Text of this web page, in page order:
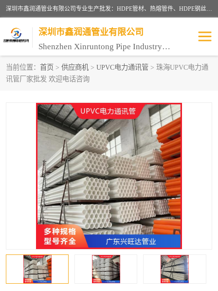
深圳市鑫润通管业有限公司专业生产批发：HDPE管材、热熔管件、HDPE钢丝骨架管、电熔管件、HDPE双壁波纹管、MPP电力管、井盖、PVC管材管件、PPR管材管件等；公司自创建以来，始终秉承“团结、务实、创新、守信”的服务宗旨，凭借专业的服务以及多年的勤奋拼搏，发展成为一家专业销售各种管材管件，绝缘电工套管及配件等系列产品的贸易公司。
深圳市鑫润通管业有限公司
Shenzhen Xinruntong Pipe Industry Co., Ltd
当前位置： 首页 > 供应商机 > UPVC电力通讯管 > 珠海UPVC电力通
讯管厂家批发 欢迎电话咨询
HDPE管材给水管
HDPE双壁波纹管 HDPE电力通讯管
UPVC电力通讯管 MPP电力通信管
联塑PVC管 联塑PPR管
联塑PE管 联塑家装红蓝线管